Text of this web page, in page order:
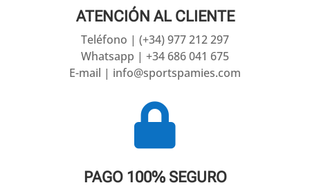
ATENCIÓN AL CLIENTE
Teléfono | (+34) 977 212 297
Whatsapp | +34 686 041 675
E-mail | info@sportspamies.com

PAGO 100% SEGURO